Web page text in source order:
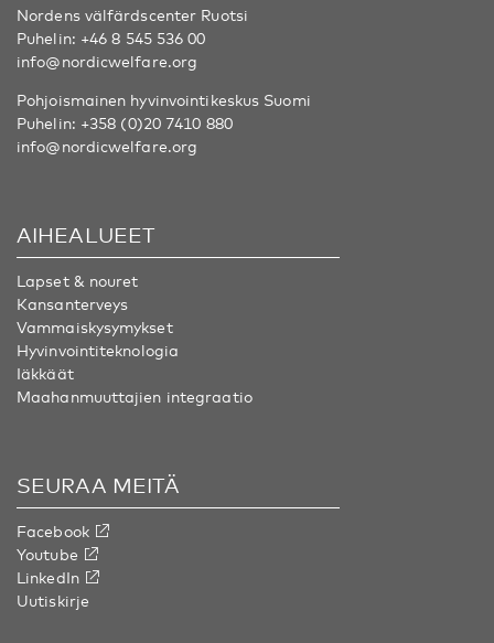
Nordens välfärdscenter Ruotsi
Puhelin: +46 8 545 536 00
info@nordicwelfare.org
Pohjoismainen hyvinvointikeskus Suomi
Puhelin: +358 (0)20 7410 880
info@nordicwelfare.org
AIHEALUEET
Lapset & nouret
Kansanterveys
Vammaiskysymykset
Hyvinvointiteknologia
Iäkkäät
Maahanmuuttajien integraatio
SEURAA MEITÄ
Facebook
Youtube
LinkedIn
Uutiskirje